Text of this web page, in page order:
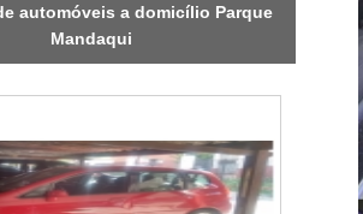
automóveis a domicílio Parque
Mandaqui